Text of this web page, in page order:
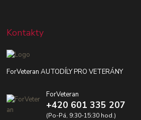
Kontakty
ForVeteran AUTODÍLY PRO VETERÁNY
ForVeteran
+420 601 335 207
(Po-Pá, 9:30-15:30 hod.)